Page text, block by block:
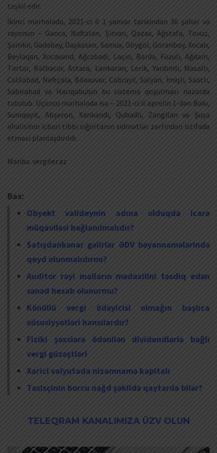
təşkil edir.
İkinci mərhələdə, 2021-ci il 1 yanvar tarixindən 36 şəhər və
rayonun – Gəncə, Naftalan, Şirvan, Qazax, Ağstafa, Tovuz,
Şəmkir, Gədəbəy, Daşkəsən, Samux, Göygöl, Goranboy, Xocalı,
Beyləqan, Xocavənd, Ağcabədi, Laçın, Bərdə, Füzuli, Ağdam,
Tərtər, Kəlbəcər, Astara, Lənkəran, Lerik, Yardımlı, Masallı,
Cəlilabad, Neftçala, Biləsuvar, Cəbrayıl, Salyan, İmişli, Saatlı,
Sabirabad və Hacıqabulun bu sistemə qoşulması nəzərdə
tutulub. Üçüncü mərhələdə isə – 2021-ci il aprelin 1-dən Bakı,
Sumqayıt, Abşeron, Xankəndi, Qubadlı, Zəngilan və Şuşa
əhalisinin icbari tibbi sığortanın xidmətlər zərfindən istifadə
etməsi planlaşdırılıb.
Mənbə: vergiler.az
Bax:
Obyekt valideynin adına olduqda icarə
müqaviləsi bağlanılmalıdır?
Satışdankənar gəlirlər ƏDV bəyannamələrində
qeyd olunmalıdırmı?
Auditor rəyi malların mədaxilini təsdiq edən
sənəd hesab olunurmu?
Könüllü vergi ödəyicisi olmağın başlıca
xüsusiyyətləri hansılardır?
Fiziki şəxslərə ödənilən dividendlərlə bağlı
vergi güzəştləri
Xarici valyutada nizamnamə kapitalı
Təsisçinin borcu nağd şəkildə qaytarıla bilər?
TELEQRAM KANALIMIZA ÜZV OLUN